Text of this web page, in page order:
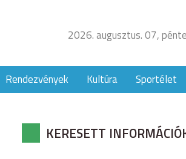
2026. augusztus. 07,
Rendezvények Kultúra Sportélet
KERESETT